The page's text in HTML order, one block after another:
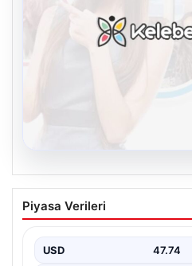
Kelebek.Org İle
Sertifikalı Adresi Ve
kurması kritik bir değer ifade
Piyasa Verileri
USD 47.74